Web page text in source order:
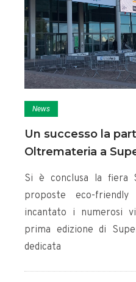
News
Un successo la
Oltremateria a
Si è conclusa la fiera
proposte eco-
incantato i numerosi
prima edizione di
dedicata